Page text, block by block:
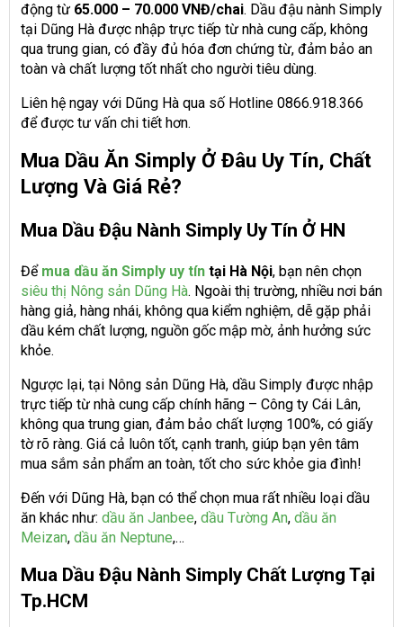
động từ 65.000 – 70.000 VNĐ/chai. Dầu đậu nành Simply
tại Dũng Hà được nhập trực tiếp từ nhà cung cấp, không
qua trung gian, có đầy đủ hóa đơn chứng từ, đảm bảo an
toàn và chất lượng tốt nhất cho người tiêu dùng.
Liên hệ ngay với Dũng Hà qua số Hotline 0866.918.366
để được tư vấn chi tiết hơn.
Mua Dầu Ăn Simply Ở Đâu Uy Tín, Chất
Lượng Và Giá Rẻ?
Mua Dầu Đậu Nành Simply Uy Tín Ở HN
Để mua dầu ăn Simply uy tín tại Hà Nội, bạn nên chọn
siêu thị Nông sản Dũng Hà. Ngoài thị trường, nhiều nơi bán
hàng giả, hàng nhái, không qua kiểm nghiệm, dễ gặp phải
dầu kém chất lượng, nguồn gốc mập mờ, ảnh hưởng sức
khỏe.
Ngược lại, tại Nông sản Dũng Hà, dầu Simply được nhập
trực tiếp từ nhà cung cấp chính hãng – Công ty Cái Lân,
không qua trung gian, đảm bảo chất lượng 100%, có giấy
tờ rõ ràng. Giá cả luôn tốt, cạnh tranh, giúp bạn yên tâm
mua sắm sản phẩm an toàn, tốt cho sức khỏe gia đình!
Đến với Dũng Hà, bạn có thể chọn mua rất nhiều loại dầu
ăn khác như: dầu ăn Janbee, dầu Tường An, dầu ăn
Meizan, dầu ăn Neptune,…
Mua Dầu Đậu Nành Simply Chất Lượng Tại
Tp.HCM